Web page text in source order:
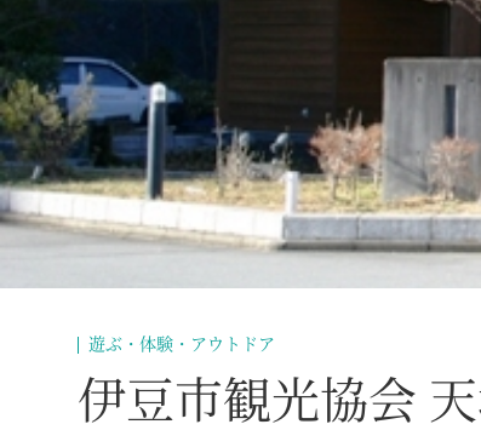
遊ぶ・体験・アウトドア
伊豆市観光協会